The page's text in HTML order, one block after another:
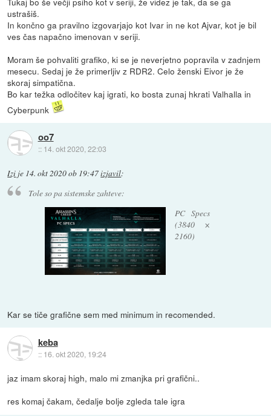
ustrašiš.
In končno ga pravilno izgovarjajo kot Ivar in ne kot Ajvar, kot je bil
ves čas napačno imenovan v seriji.
Moram še pohvaliti grafiko, ki se je neverjetno popravila v zadnjem
mesecu. Sedaj je že primerljiv z RDR2. Celo ženski Eivor je že
skoraj simpatična.
Bo kar težka odločitev kaj igrati, ko bosta zunaj hkrati Valhalla in
Cyberpunk
oo7
:: 14. okt 2020, 22:03
Izi je 14. okt 2020 ob 19:47izjavil:
Tole so pa sistemske zahteve:
PC Specs
(3840 ×
2160)
Kar se tiče grafične sem med minimum in recomended.
keba
:: 16. okt 2020, 19:24
jaz imam skoraj high, malo mi zmanjka pri grafični..
res komaj čakam, čedalje bolje zgleda tale igra